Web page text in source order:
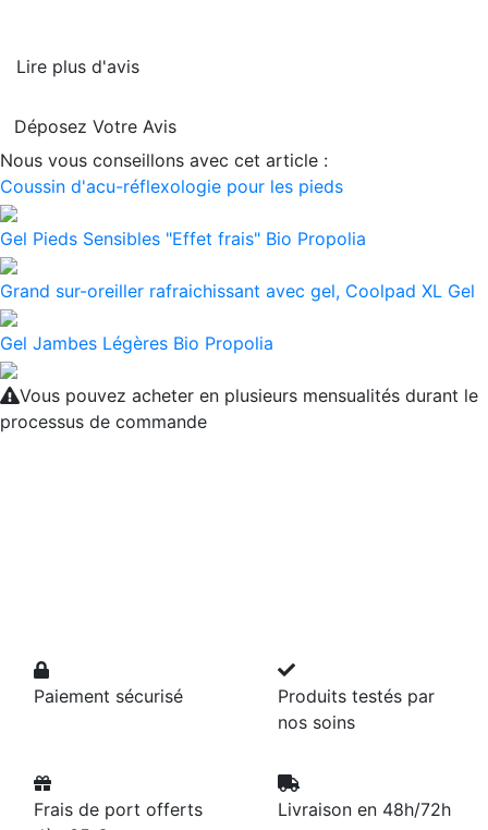
Lire plus d'avis
Déposez Votre Avis
Nous vous conseillons avec cet article :
Coussin d'acu-réflexologie pour les pieds
Gel Pieds Sensibles "Effet frais" Bio Propolia
Grand sur-oreiller rafraichissant avec gel, Coolpad XL Gel
Gel Jambes Légères Bio Propolia
Vous pouvez acheter en plusieurs mensualités durant le
processus de commande
Paiement sécurisé
Produits testés par
nos soins
Frais de port offerts
Livraison en 48h/72h